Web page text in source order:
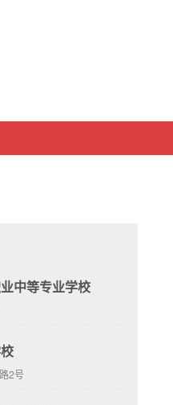
中等专业学校
2号